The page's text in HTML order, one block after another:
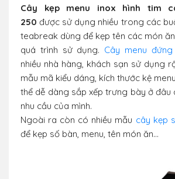
Cây kẹp menu inox hình tim
250 được sử dụng nhiều trong các
teabreak dùng để kẹp tên các món
quá trình sử dụng. Cây menu đứng
nhiều nhà hàng, khách sạn sử dụng
mẫu mã kiểu dáng, kích thước kệ
thể dễ dàng sắp xếp trưng bày ở đâu
nhu cầu của mình.
Ngoài ra còn có nhiều mẫu cây kẹp
để kẹp số bàn, menu, tên món ăn...